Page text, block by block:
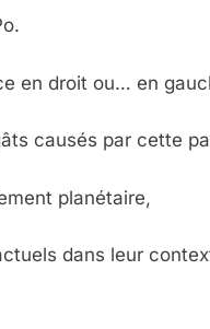
en droit ou… en
causés par cette
planétaire,
dans leur